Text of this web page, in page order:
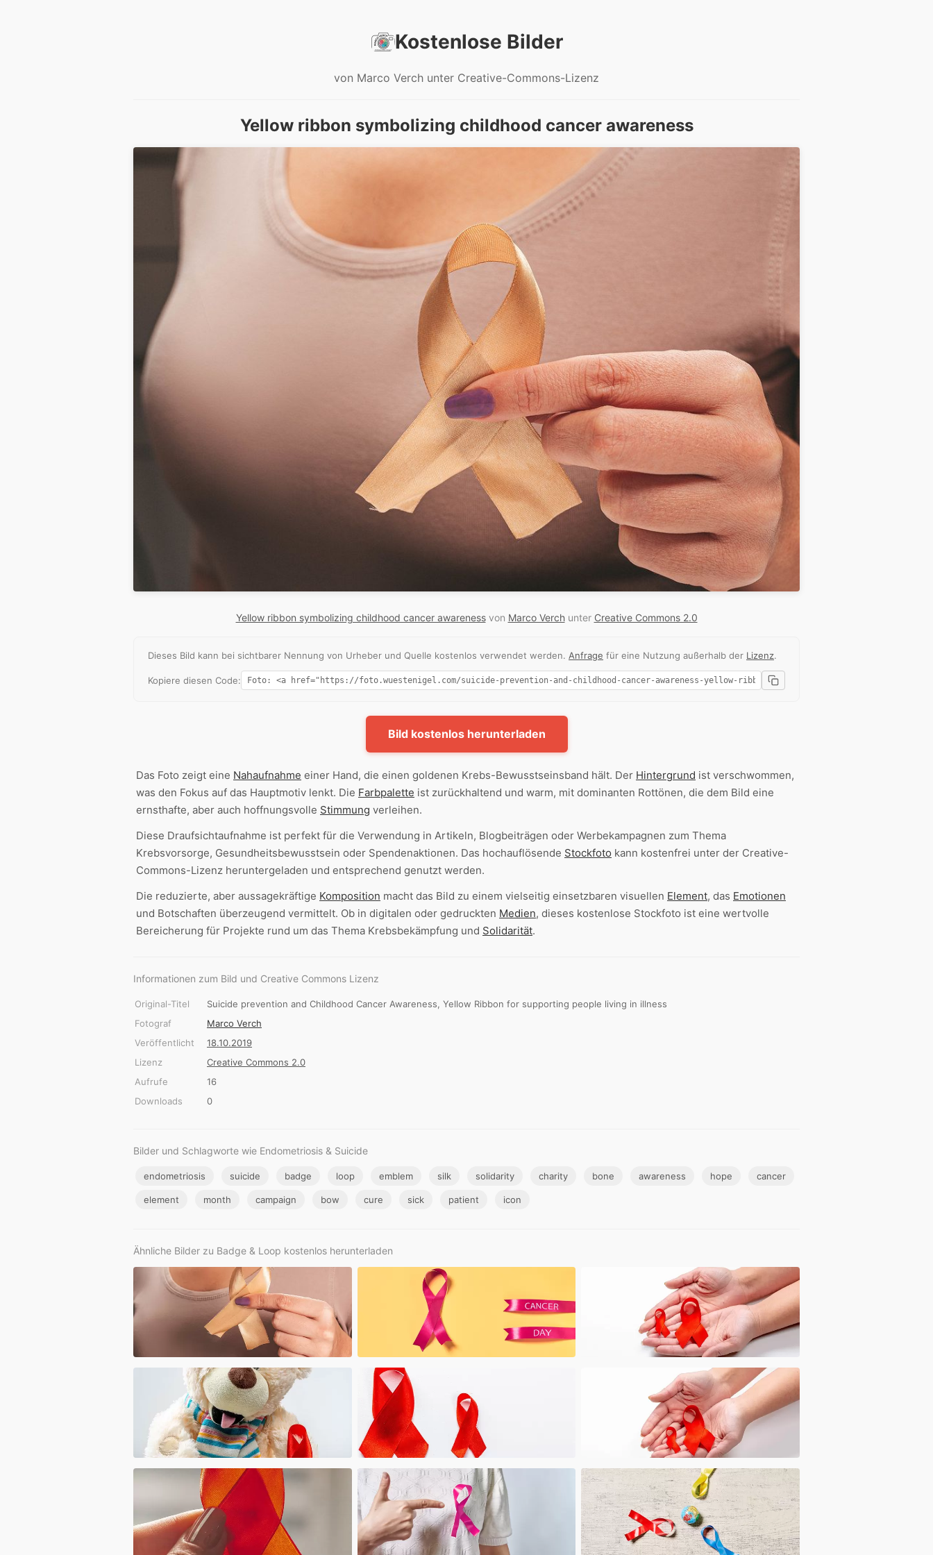
Kostenlose Bilder
von Marco Verch unter Creative-Commons-Lizenz
Yellow ribbon symbolizing childhood cancer awareness
Yellow ribbon symbolizing childhood cancer awarenessvon Marco Verchunter Creative Commons 2.0
Dieses Bild kann bei sichtbarer Nennung von Urheber und Quelle kostenlos verwendet werden. Anfrage für eine Nutzung außerhalb der Lizenz.
Kopiere diesen Code:
Bild kostenlos herunterladen
Das Foto zeigt eine Nahaufnahme einer Hand, die einen goldenen Krebs-Bewusstseinsband hält. Der Hintergrund ist verschwommen,
was den Fokus auf das Hauptmotiv lenkt. Die Farbpalette ist zurückhaltend und warm, mit dominanten Rottönen, die dem Bild eine
ernsthafte, aber auch hoffnungsvolle Stimmung verleihen.
Diese Draufsichtaufnahme ist perfekt für die Verwendung in Artikeln, Blogbeiträgen oder Werbekampagnen zum Thema
Krebsvorsorge, Gesundheitsbewusstsein oder Spendenaktionen. Das hochauflösende Stockfoto kann kostenfrei unter der Creative-
Commons-Lizenz heruntergeladen und entsprechend genutzt werden.
Die reduzierte, aber aussagekräftige Komposition macht das Bild zu einem vielseitig einsetzbaren visuellen Element, das Emotionen
und Botschaften überzeugend vermittelt. Ob in digitalen oder gedruckten Medien, dieses kostenlose Stockfoto ist eine wertvolle
Bereicherung für Projekte rund um das Thema Krebsbekämpfung und Solidarität.
Informationen zum Bild und Creative Commons Lizenz
Original-Titel
Suicide prevention and Childhood Cancer Awareness, Yellow Ribbon for supporting people living in illness
Fotograf
Marco Verch
Veröffentlicht
18.10.2019
Lizenz
Creative Commons 2.0
Aufrufe
16
Downloads
0
Bilder und Schlagworte wie Endometriosis & Suicide
endometriosis suicide badge loop emblem silk solidarity charity bone awareness hope cancer
element month campaign bow cure sick patient icon
Ähnliche Bilder zu Badge & Loop kostenlos herunterladen